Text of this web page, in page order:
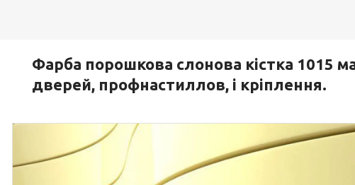
Фарба порошкова слонова кістка 1015
дверей, профнастиллов, і кріплення.